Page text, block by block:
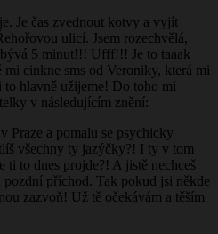
Je čas zvednout kotvy a vyjít
ulicí. Jsem rozechvělá,
5 minut!!! Ufff!!! Je to taaak
cinkne sms od Veroniky, která mi
to hlavně užijeme! Do toho mi
v následujícím znění:
Praze a pomalu se psychicky
všechny ty jazýčky?! I ty v tom
ti to dnes projde?! A jistě nechceš
příchod. Tak pokud jsi někde
zazvoň! Už tě očekávám a těším